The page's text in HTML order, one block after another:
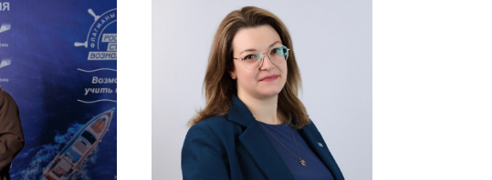
проекта - 2023,
ИП Коломеец
иностранных
«EDUFIVE»
Алина Самотой
Победитель конкурса в
экспертное сообщество -
2025, Заместитель директора
по воспитанию, социализации
и безопасности.. ГБОУ Школа
№760 им. А. П. Маресьева